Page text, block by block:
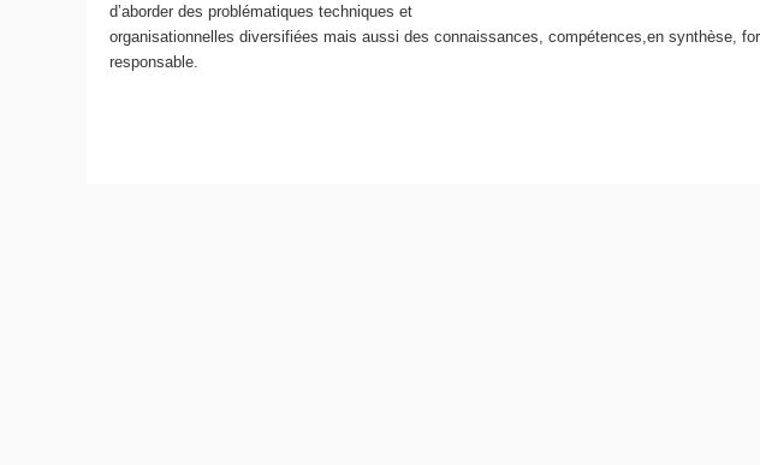
d’aborder des problématiques techniques et
organisationnelles diversifiées mais aussi des connaissances, compétences,en synthèse,
responsable.